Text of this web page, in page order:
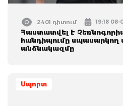
2401 դիտում 19:18
Հաստատվել է
հանդիպումը
անձնակազմը
Սպորտ